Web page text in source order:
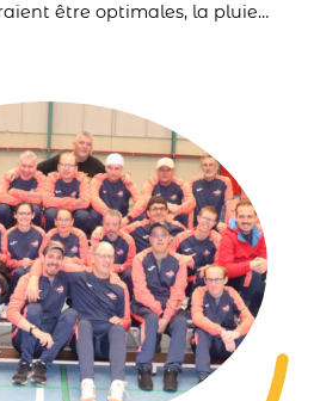
être optimales, la pluie
prestations musicales,
de vous montrer l’étendue de
pas de passer par